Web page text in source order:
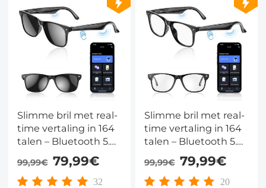
Slimme bril met real-
time vertaling in 164
talen – Bluetooth 5.4,
AI-assistent, HiFi
geluid, 50 uur batterij
& blauwlicht of
99,99€ 79,99€
32
Slimme bril met real-
time vertaling in 164
talen – Bluetooth 5.4,
AI-assistent, HiFi
geluid, 50 uur batterij
& blauwlicht of
99,99€ 79,99€
20